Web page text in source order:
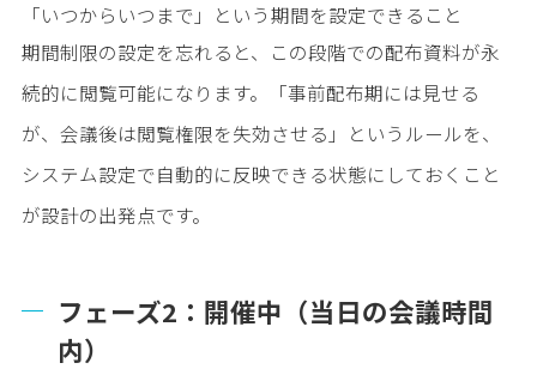
「いつからいつまで」という期間を設定できること
期間制限の設定を忘れると、この段階での配布資料が永
続的に閲覧可能になります。「事前配布期には見せる
が、会議後は閲覧権限を失効させる」というルールを、
システム設定で自動的に反映できる状態にしておくこと
が設計の出発点です。
フェーズ2：開催中（当日の会議時間
内）